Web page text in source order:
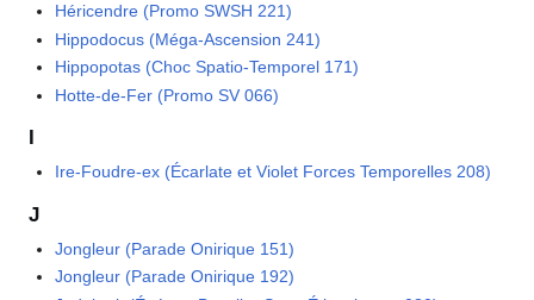
Héricendre (Promo SWSH 221)
Hippodocus (Méga-Ascension 241)
Hippopotas (Choc Spatio-Temporel 171)
Hotte-de-Fer (Promo SV 066)
I
Ire-Foudre-ex (Écarlate et Violet Forces Temporelles 208)
J
Jongleur (Parade Onirique 151)
Jongleur (Parade Onirique 192)